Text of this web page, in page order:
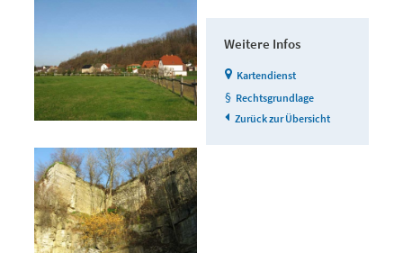
Weitere Infos
Kartendienst
Rechtsgrundlage
Zurück zur Übersicht